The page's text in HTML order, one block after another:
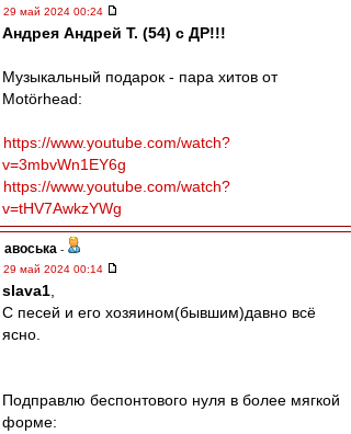
29 май 2024 00:24
Андрея Андрей Т. (54) с ДР!!!
Музыкальный подарок - пара хитов от
Motörhead:
https://www.youtube.com/watch?
v=3mbvWn1EY6g
https://www.youtube.com/watch?
v=tHV7AwkzYWg
авоська -
29 май 2024 00:14
slava1
С песей и его хозяином(бывшим)давно всё
ясно.
Подправлю беспонтового нуля в более мягкой
форме: